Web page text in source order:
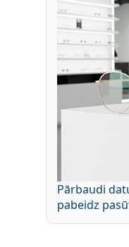
Pārbaudi
pabeidz